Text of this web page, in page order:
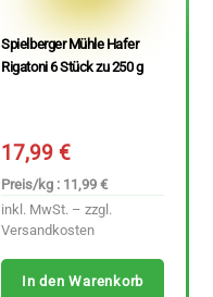
Spielberger Mühle Hafer
Rigatoni 6 Stück zu 250 g
17,99€
Preis/kg : 11,99 €
inkl. MwSt. – zzgl.
Versandkosten
In den Warenkorb